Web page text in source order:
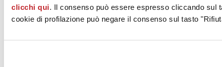
clicchi qui. Il consenso può essere espresso cliccando sul
cookie di profilazione può negare il consenso sul tasto
Tel. 081 931011
Fax
[email protected]